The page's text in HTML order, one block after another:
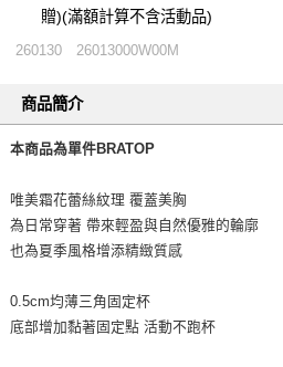
贈)(滿額計算不含活動品)
260130 26013000W00M
商品簡介
本商品為單件BRATOP
唯美霜花蕾絲紋理 覆蓋美胸
為日常穿著 帶來輕盈與自然優雅的輪廓
也為夏季風格增添精緻質感
0.5cm均薄三角固定杯
底部增加黏著固定點 活動不跑杯